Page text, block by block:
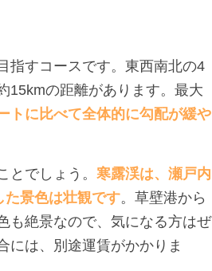
指すコースです。東西南北の4
15kmの距離があります。最大
トに比べて全体的に勾配が緩や
でしょう。 寒露渓は、瀬戸内
た景色は壮観です。草壁港から
も絶景なので、気になる方はぜ
には、別途運賃がかかりま